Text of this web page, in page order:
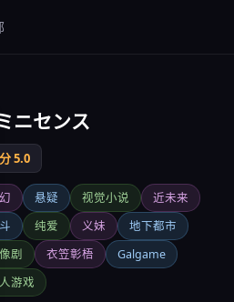
ニセンス
5.0
悬疑 视觉小说
近未来
纯爱 义妹
地下都市
剧
衣笠彰梧
Galgame
游戏